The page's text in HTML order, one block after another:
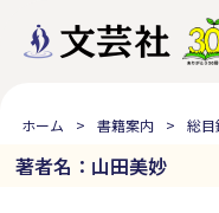
ホーム 書籍案内 総目
著者名：山田美妙